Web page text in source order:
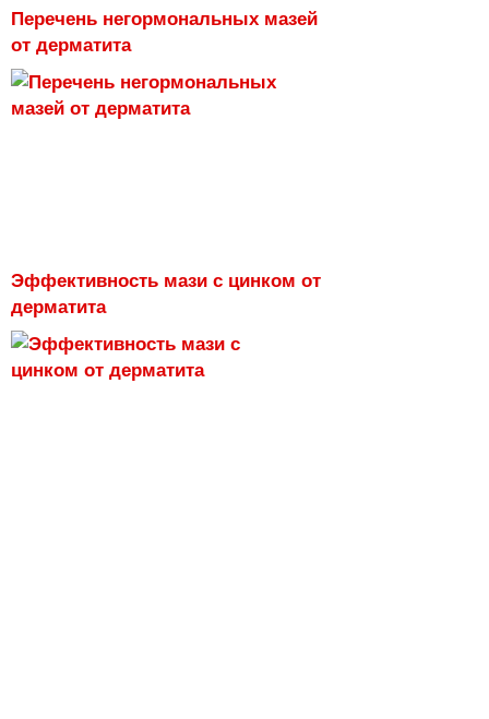
Перечень негормональных мазей
от дерматита
Эффективность мази с цинком от
дерматита